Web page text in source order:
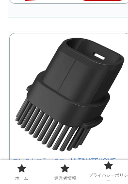
エレクトロラックス ULTIMATEHOME
700 スティッククリーナー [サ…
ホーム 運営者情報
プライバシーポリシ
ー